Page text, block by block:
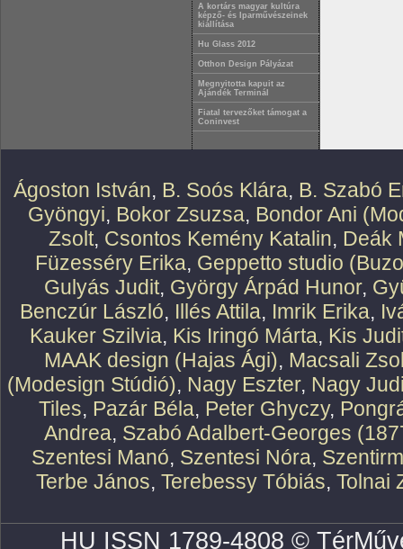
A kortárs magyar kultúra
képző- és Iparművészeinek
kiállítása
Hu Glass 2012
Otthon Design Pályázat
Megnyitotta kapuit az
Ajándék Terminál
Fiatal tervezőket támogat a
Coninvest
Ágoston István, B. Soós Klára, B. Szabó
Gyöngyi, Bokor Zsuzsa, Bondor Ani
Zsolt, Csontos Kemény Katalin, Deák
Füzesséry Erika, Geppetto studio
Gulyás Judit, György Árpád Hunor,
Benczúr László, Illés Attila, Imrik Erika,
Kauker Szilvia, Kis Iringó Márta, Kis
MAAK design (Hajas Ági), Macsali
(Modesign Stúdió), Nagy Eszter, Nagy
Tiles, Pazár Béla, Peter Ghyczy,
Andrea, Szabó Adalbert-Georges
Szentesi Manó, Szentesi Nóra,
Terbe János, Terebessy Tóbiás, Tolnai
HU ISSN 1789-4808 ©